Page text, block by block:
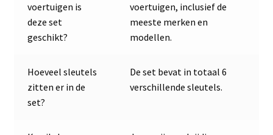
voertuigen is
deze set
geschikt?
voertuigen, inclusief de
meeste merken en
modellen.
Hoeveel sleutels
zitten er in de
set?
De set bevat in totaal 6
verschillende sleutels.